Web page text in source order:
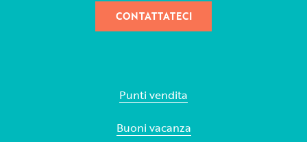
CONTATTATECI
Punti vendita
Buoni vacanza